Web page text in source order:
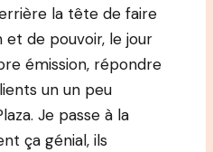
la tête de faire
de pouvoir, le jour
émission, répondre
un un peu
Je passe à la
ça génial, ils